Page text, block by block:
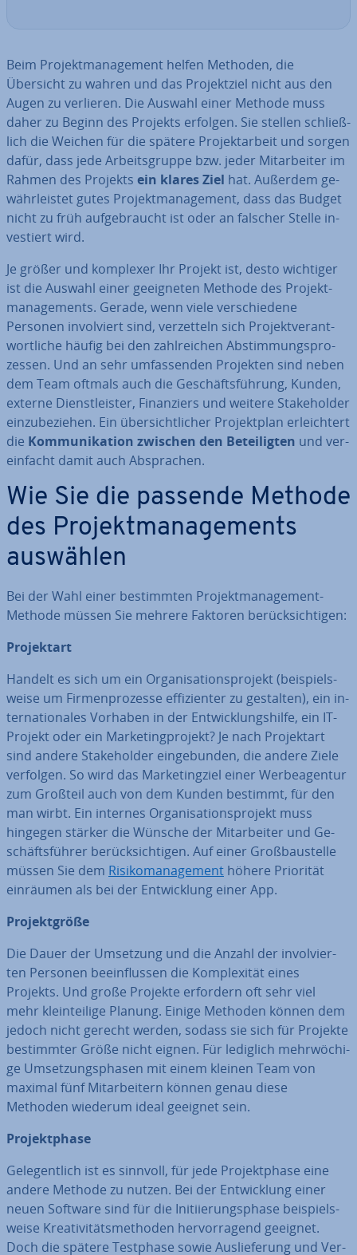
Beim Pro­jekt­ma­nage­ment helfen Methoden, die
Übersicht zu wahren und das Pro­jekt­ziel nicht aus den
Augen zu verlieren. Die Auswahl einer Methode muss
daher zu Beginn des Projekts erfolgen. Sie stellen schließ­
lich die Weichen für die spätere Pro­jekt­ar­beit und sorgen
dafür, dass jede Ar­beits­grup­pe bzw. jeder Mit­ar­bei­ter im
Rahmen des Projekts ein klares Ziel hat. Außerdem ge­
währ­leis­tet gutes Pro­jekt­ma­nage­ment, dass das Budget
nicht zu früh auf­ge­braucht ist oder an falscher Stelle in­
ves­tiert wird.
Je größer und komplexer Ihr Projekt ist, desto wichtiger
ist die Auswahl einer ge­eig­ne­ten Methode des Pro­jekt­
ma­nage­ments. Gerade, wenn viele ver­schie­de­ne
Personen in­vol­viert sind, ver­zet­teln sich Pro­jekt­ver­ant­
wort­li­che häufig bei den zahl­rei­chen Ab­stim­mungs­pro­
zes­sen. Und an sehr um­fas­sen­den Projekten sind neben
dem Team oftmals auch die Ge­schäfts­füh­rung, Kunden,
externe Dienst­leis­ter, Fi­nan­ziers und weitere Stake­hol­der
ein­zu­be­zie­hen. Ein über­sicht­li­cher Pro­jekt­plan er­leich­tert
die Kom­mu­ni­ka­ti­on zwischen den Be­tei­lig­ten und ver­
ein­facht damit auch Ab­spra­chen.
Wie Sie die passende Methode
des Pro­jekt­ma­nage­ments
auswählen
Bei der Wahl einer be­stimm­ten Pro­jekt­ma­nage­ment-
Methode müssen Sie mehrere Faktoren be­rück­sich­ti­gen:
Pro­jekt­art
Handelt es sich um ein Or­ga­ni­sa­ti­ons­pro­jekt (bei­spiels­
wei­se um Fir­men­pro­zes­se ef­fi­zi­en­ter zu gestalten), ein in­
ter­na­tio­na­les Vorhaben in der Ent­wick­lungs­hil­fe, ein IT-
Projekt oder ein Mar­ke­ting­pro­jekt? Je nach Pro­jekt­art
sind andere Stake­hol­der ein­ge­bun­den, die andere Ziele
verfolgen. So wird das Mar­ke­ting­ziel einer Wer­be­agen­tur
zum Großteil auch von dem Kunden bestimmt, für den
man wirbt. Ein internes Or­ga­ni­sa­ti­ons­pro­jekt muss
hingegen stärker die Wünsche der Mit­ar­bei­ter und Ge­
schäfts­füh­rer be­rück­sich­ti­gen. Auf einer Groß­bau­stel­le
müssen Sie dem Ri­si­ko­ma­nage­ment höhere Priorität
einräumen als bei der Ent­wick­lung einer App.
Pro­jekt­grö­ße
Die Dauer der Umsetzung und die Anzahl der in­vol­vier­
ten Personen be­ein­flus­sen die Kom­ple­xi­tät eines
Projekts. Und große Projekte erfordern oft sehr viel
mehr klein­tei­li­ge Planung. Einige Methoden können dem
jedoch nicht gerecht werden, sodass sie sich für Projekte
be­stimm­ter Größe nicht eignen. Für lediglich mehr­wö­chi­
ge Um­set­zungs­pha­sen mit einem kleinen Team von
maximal fünf Mit­ar­bei­tern können genau diese
Methoden wiederum ideal geeignet sein.
Pro­jekt­pha­se
Ge­le­gent­lich ist es sinnvoll, für jede Pro­jekt­pha­se eine
andere Methode zu nutzen. Bei der Ent­wick­lung einer
neuen Software sind für die In­iti­ie­rungs­pha­se bei­spiels­
wei­se Krea­ti­vi­täts­me­tho­den her­vor­ra­gend geeignet.
Doch die spätere Testphase sowie Aus­lie­fe­rung und Ver­